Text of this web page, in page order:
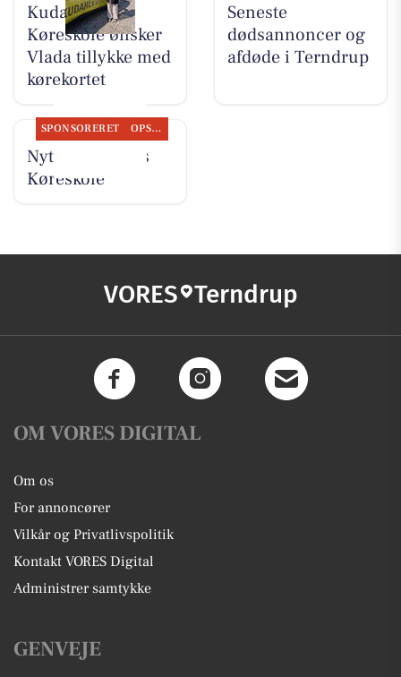
Kudahls
Køreskole ønsker
Vlada tillykke med
kørekortet
Seneste
dødsannoncer og
afdøde i Terndrup
SPONSORERET OPSLAGSTAVLEN
Nyt fra Kudahls
Køreskole
VORES Terndrup
OM VORES DIGITAL
Om os
For annoncører
Vilkår og Privatlivspolitik
Kontakt VORES Digital
Administrer samtykke
GENVEJE